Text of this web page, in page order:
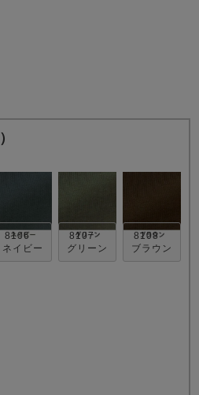
パジャマ一覧はこちら
8106
ネイビー
8107
グリーン
8108
ブラウン